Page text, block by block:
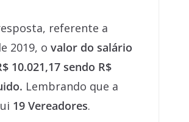
referente a
2019, o valor do salário
10.021,17 sendo R$
Lembrando que a
19 Vereadores.